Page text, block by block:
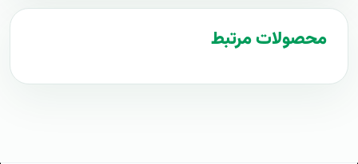
مراحل پیاده سازی کوچینگ (مربیگری) Coaching
طرح آماده کوچینگ (مربیگری) Coaching
محصولات مرتبط